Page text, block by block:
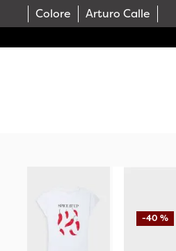
Colore Arturo Calle
-40 %